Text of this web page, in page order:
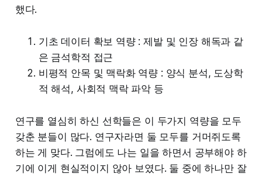
했다.
기초 데이터 확보 역량 : 제발 및 인장 해독과 같
은 금석학적 접근
비평적 안목 및 맥락화 역량 : 양식 분석, 도상학
적 해석, 사회적 맥락 파악 등
연구를 열심히 하신 선학들은 이 두가지 역량을 모두
갖춘 분들이 많다. 연구자라면 둘 모두를 거머쥐도록
하는 게 맞다. 그럼에도 나는 일을 하면서 공부해야 하
기에 이게 현실적이지 않아 보였다. 둘 중에 하나만 잘